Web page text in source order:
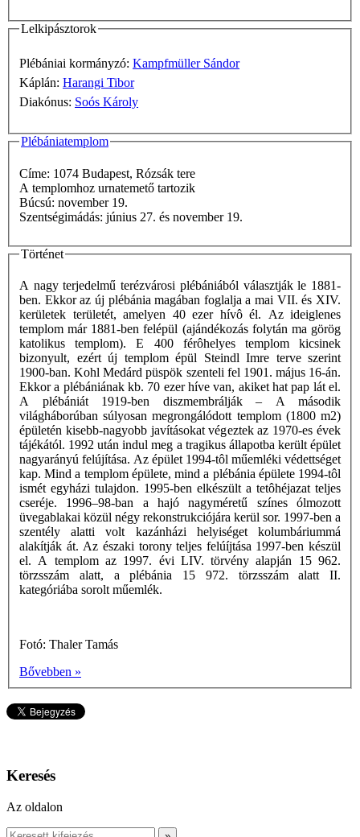
Lelkipásztorok
Plébániai kormányzó: Kampfmüller Sándor
Káplán: Harangi Tibor
Diakónus: Soós Károly
Plébániatemplom
Címe: 1074 Budapest, Rózsák tere
A templomhoz urnatemető tartozik
Búcsú: november 19.
Szentségimádás: június 27. és november 19.
Történet
A nagy terjedelmű terézvárosi plébániából választják le 1881-
ben. Ekkor az új plébánia magában foglalja a mai VII. és XIV.
kerületek területét, amelyen 40 ezer hívô él. Az ideiglenes
templom már 1881-ben felépül (ajándékozás folytán ma görög
katolikus templom). E 400 férôhelyes templom kicsinek
bizonyult, ezért új templom épül Steindl Imre terve szerint
1900-ban. Kohl Medárd püspök szenteli fel 1901. május 16-án.
Ekkor a plébániának kb. 70 ezer híve van, akiket hat pap lát el.
A plébániát 1919-ben diszmembrálják – A második
világháborúban súlyosan megrongálódott templom (1800 m2)
épületén kisebb-nagyobb javításokat végeztek az 1970-es évek
tájékától. 1992 után indul meg a tragikus állapotba került épület
nagyarányú felújítása. Az épület 1994-tôl műemléki védettséget
kap. Mind a templom épülete, mind a plébánia épülete 1994-tôl
ismét egyházi tulajdon. 1995-ben elkészült a tetôhéjazat teljes
cseréje. 1996–98-ban a hajó nagyméretű színes ólmozott
üvegablakai közül négy rekonstrukciójára kerül sor. 1997-ben a
szentély alatti volt kazánházi helyiséget kolumbáriummá
alakítják át. Az északi torony teljes felúíjtása 1997-ben készül
el. A templom az 1997. évi LIV. törvény alapján 15 962.
törzsszám alatt, a plébánia 15 972. törzsszám alatt II.
kategóriába sorolt műemlék.
Fotó: Thaler Tamás
Bővebben »
Keresés
Az oldalon